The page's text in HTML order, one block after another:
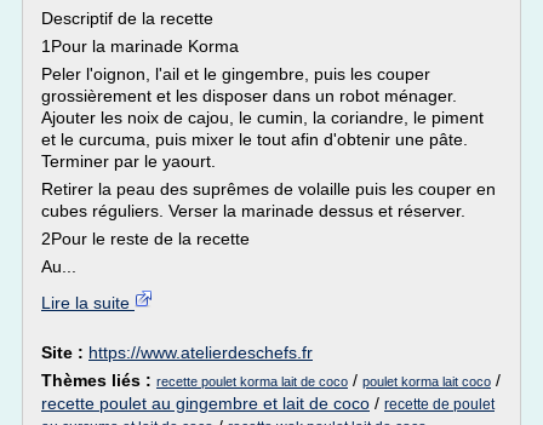
Descriptif de la recette
1Pour la marinade Korma
Peler l'oignon, l'ail et le gingembre, puis les couper
grossièrement et les disposer dans un robot ménager.
Ajouter les noix de cajou, le cumin, la coriandre, le piment
et le curcuma, puis mixer le tout afin d'obtenir une pâte.
Terminer par le yaourt.
Retirer la peau des suprêmes de volaille puis les couper en
cubes réguliers. Verser la marinade dessus et réserver.
2Pour le reste de la recette
Au...
Lire la suite
Site : https://www.atelierdeschefs.fr
Thèmes liés : recette poulet korma lait de coco / poulet korma lait coco /
recette poulet au gingembre et lait de coco / recette de poulet